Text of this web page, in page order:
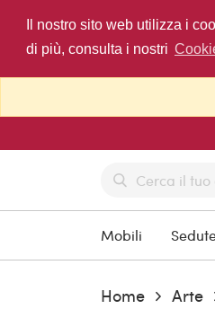
Il nostro sito web utilizza i
di più, consulta i nostri
Mobili
Home Arte